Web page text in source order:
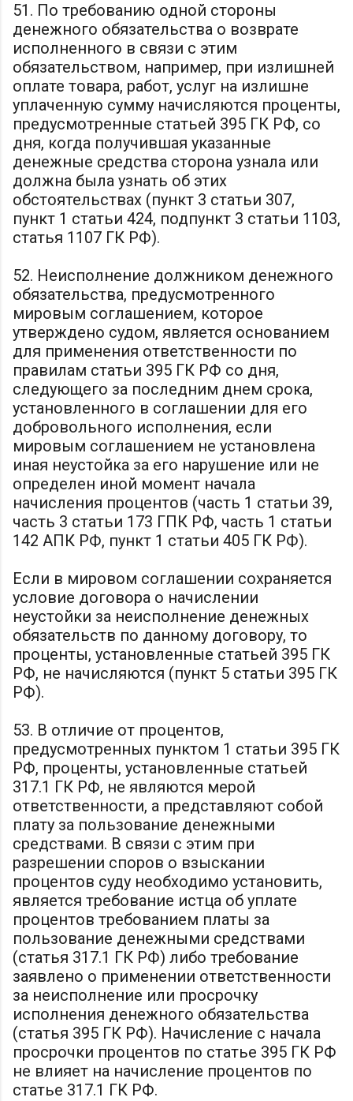
51. По требованию одной стороны
денежного обязательства о возврате
исполненного в связи с этим
обязательством, например, при излишней
оплате товара, работ, услуг на излишне
уплаченную сумму начисляются проценты,
предусмотренные статьей 395 ГК РФ, со
дня, когда получившая указанные
денежные средства сторона узнала или
должна была узнать об этих
обстоятельствах (пункт 3 статьи 307,
пункт 1 статьи 424, подпункт 3 статьи 1103,
статья 1107 ГК РФ).
52. Неисполнение должником денежного
обязательства, предусмотренного
мировым соглашением, которое
утверждено судом, является основанием
для применения ответственности по
правилам статьи 395 ГК РФ со дня,
следующего за последним днем срока,
установленного в соглашении для его
добровольного исполнения, если
мировым соглашением не установлена
иная неустойка за его нарушение или не
определен иной момент начала
начисления процентов (часть 1 статьи 39,
часть 3 статьи 173 ГПК РФ, часть 1 статьи
142 АПК РФ, пункт 1 статьи 405 ГК РФ).
Если в мировом соглашении сохраняется
условие договора о начислении
неустойки за неисполнение денежных
обязательств по данному договору, то
проценты, установленные статьей 395 ГК
РФ, не начисляются (пункт 5 статьи 395 ГК
РФ).
53. В отличие от процентов,
предусмотренных пунктом 1 статьи 395 ГК
РФ, проценты, установленные статьей
317.1 ГК РФ, не являются мерой
ответственности, а представляют собой
плату за пользование денежными
средствами. В связи с этим при
разрешении споров о взыскании
процентов суду необходимо установить,
является требование истца об уплате
процентов требованием платы за
пользование денежными средствами
(статья 317.1 ГК РФ) либо требование
заявлено о применении ответственности
за неисполнение или просрочку
исполнения денежного обязательства
(статья 395 ГК РФ). Начисление с начала
просрочки процентов по статье 395 ГК РФ
не влияет на начисление процентов по
статье 317.1 ГК РФ.